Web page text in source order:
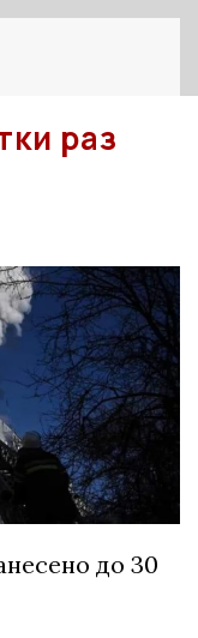
раз
до 30